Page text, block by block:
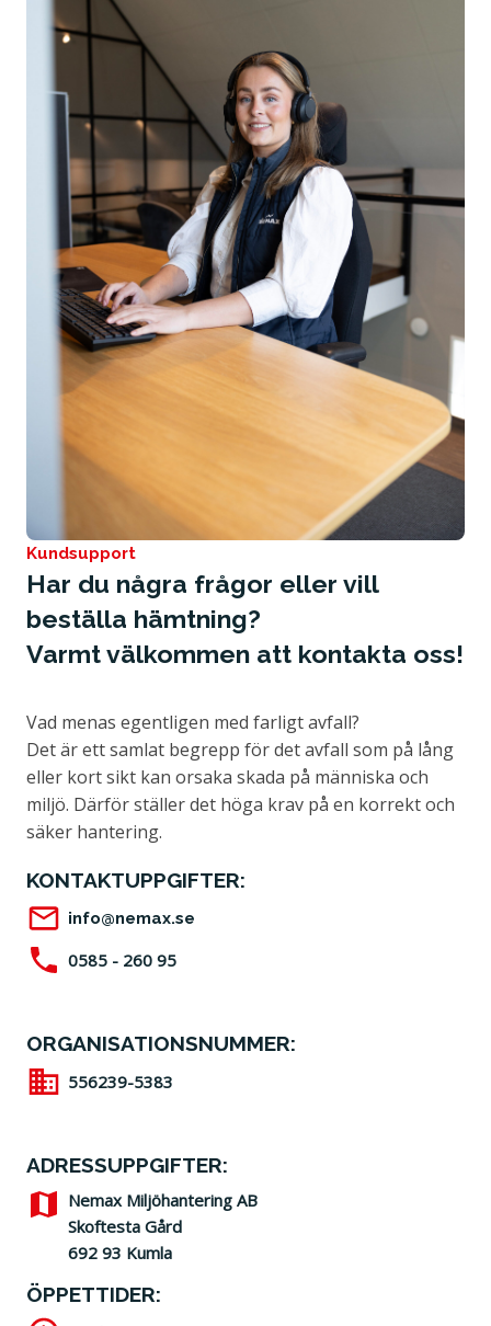
Kundsupport
Har du några frågor eller vill
beställa hämtning?
Varmt välkommen att kontakta oss!
Vad menas egentligen med farligt avfall?
Det är ett samlat begrepp för det avfall som på lång
eller kort sikt kan orsaka skada på människa och
miljö. Därför ställer det höga krav på en korrekt och
säker hantering.
KONTAKTUPPGIFTER:
info@nemax.se
0585 - 260 95
ORGANISATIONSNUMMER:
556239-5383
ADRESSUPPGIFTER:
Nemax Miljöhantering AB
Skoftesta Gård
692 93 Kumla
ÖPPETTIDER: